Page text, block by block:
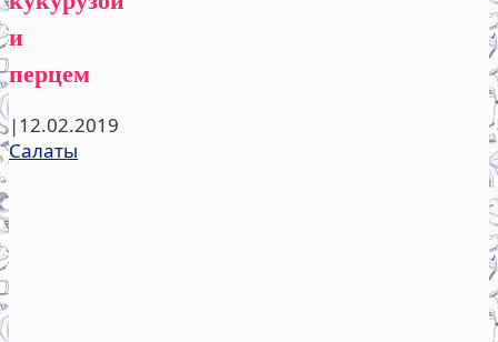
и
перцем
|12.02.2019
Салаты